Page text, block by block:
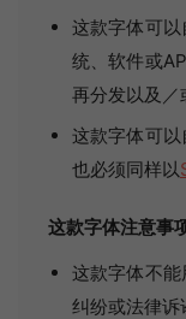
这款字体可
统、软件或
再分发以及／
这款字体可
也必须同样以
这款字体注意事
这款字体不
纠纷或法律诉